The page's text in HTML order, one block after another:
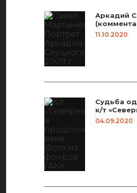
Аркадий
11.10.2020
Судьба
к/т
04.09.2020